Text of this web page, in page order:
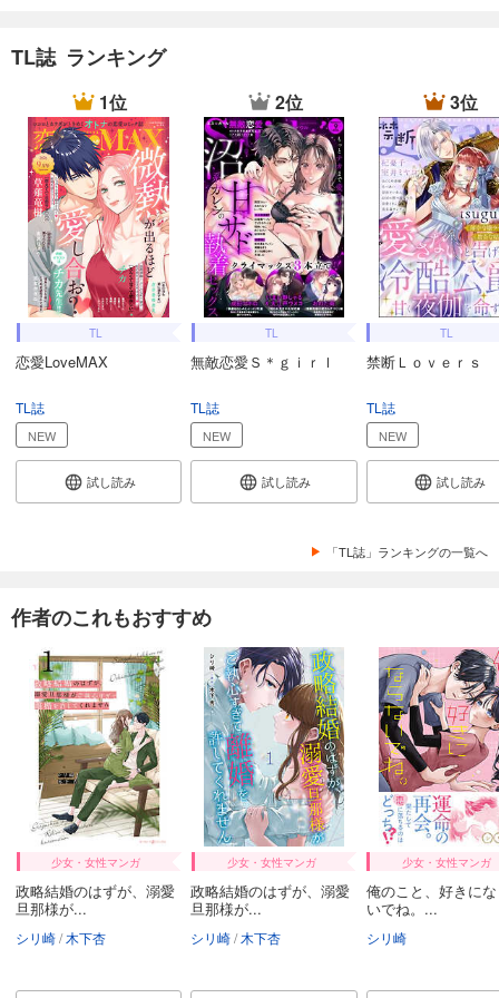
極上ハニラブ 2023年12月号【きゅん愛】
550円 (税込)
完結
カート
試し読み
あらすじを表示する
極上ハニラブ 2023年12月号【とろ甘】
550円 (税込)
カート
あらすじを表示する
極上ハニラブ 2023年11月号【きゅん愛】
550
完結
カート
試し読み
極上ハニラブ 2023年11月号【とろ甘】
完結
カート
試し読み
あらすじを表示する
極上ハニラブ 2023年10月号【きゅん愛】
550円 (税込)
完結
カート
試し読み
あらすじを表示する
完結
TL誌 ランキング
1位
TL
恋愛LoveMAX
TL誌
NEW
試し読み
2位
TL
無敵恋愛Ｓ＊ｇｉｒｌ
TL誌
NEW
試し読み
3位
TL
禁断Ｌｏｖｅｒｓ
TL誌
NEW
試し読み
「TL誌」ランキングの一覧へ
作者のこれもおすすめ
少女・女性マンガ
政略結婚のはずが、溺愛
旦那様が...
シリ崎 木下杏
少女・女性マンガ
政略結婚のはずが、溺愛
旦那様が...
シリ崎 木下杏
少女・女性マンガ
俺のこと、好きに
いでね。...
シリ崎